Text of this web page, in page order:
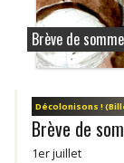
Brève de
Décolonisons !
Brève de
1er juillet